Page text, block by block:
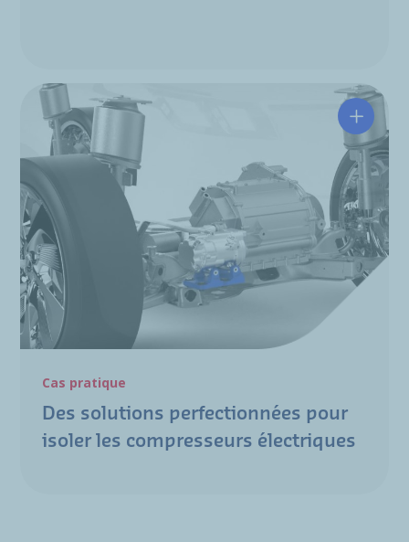
Des
Cas pratique
Des solutions perfectionnées pour
isoler les compresseurs électriques